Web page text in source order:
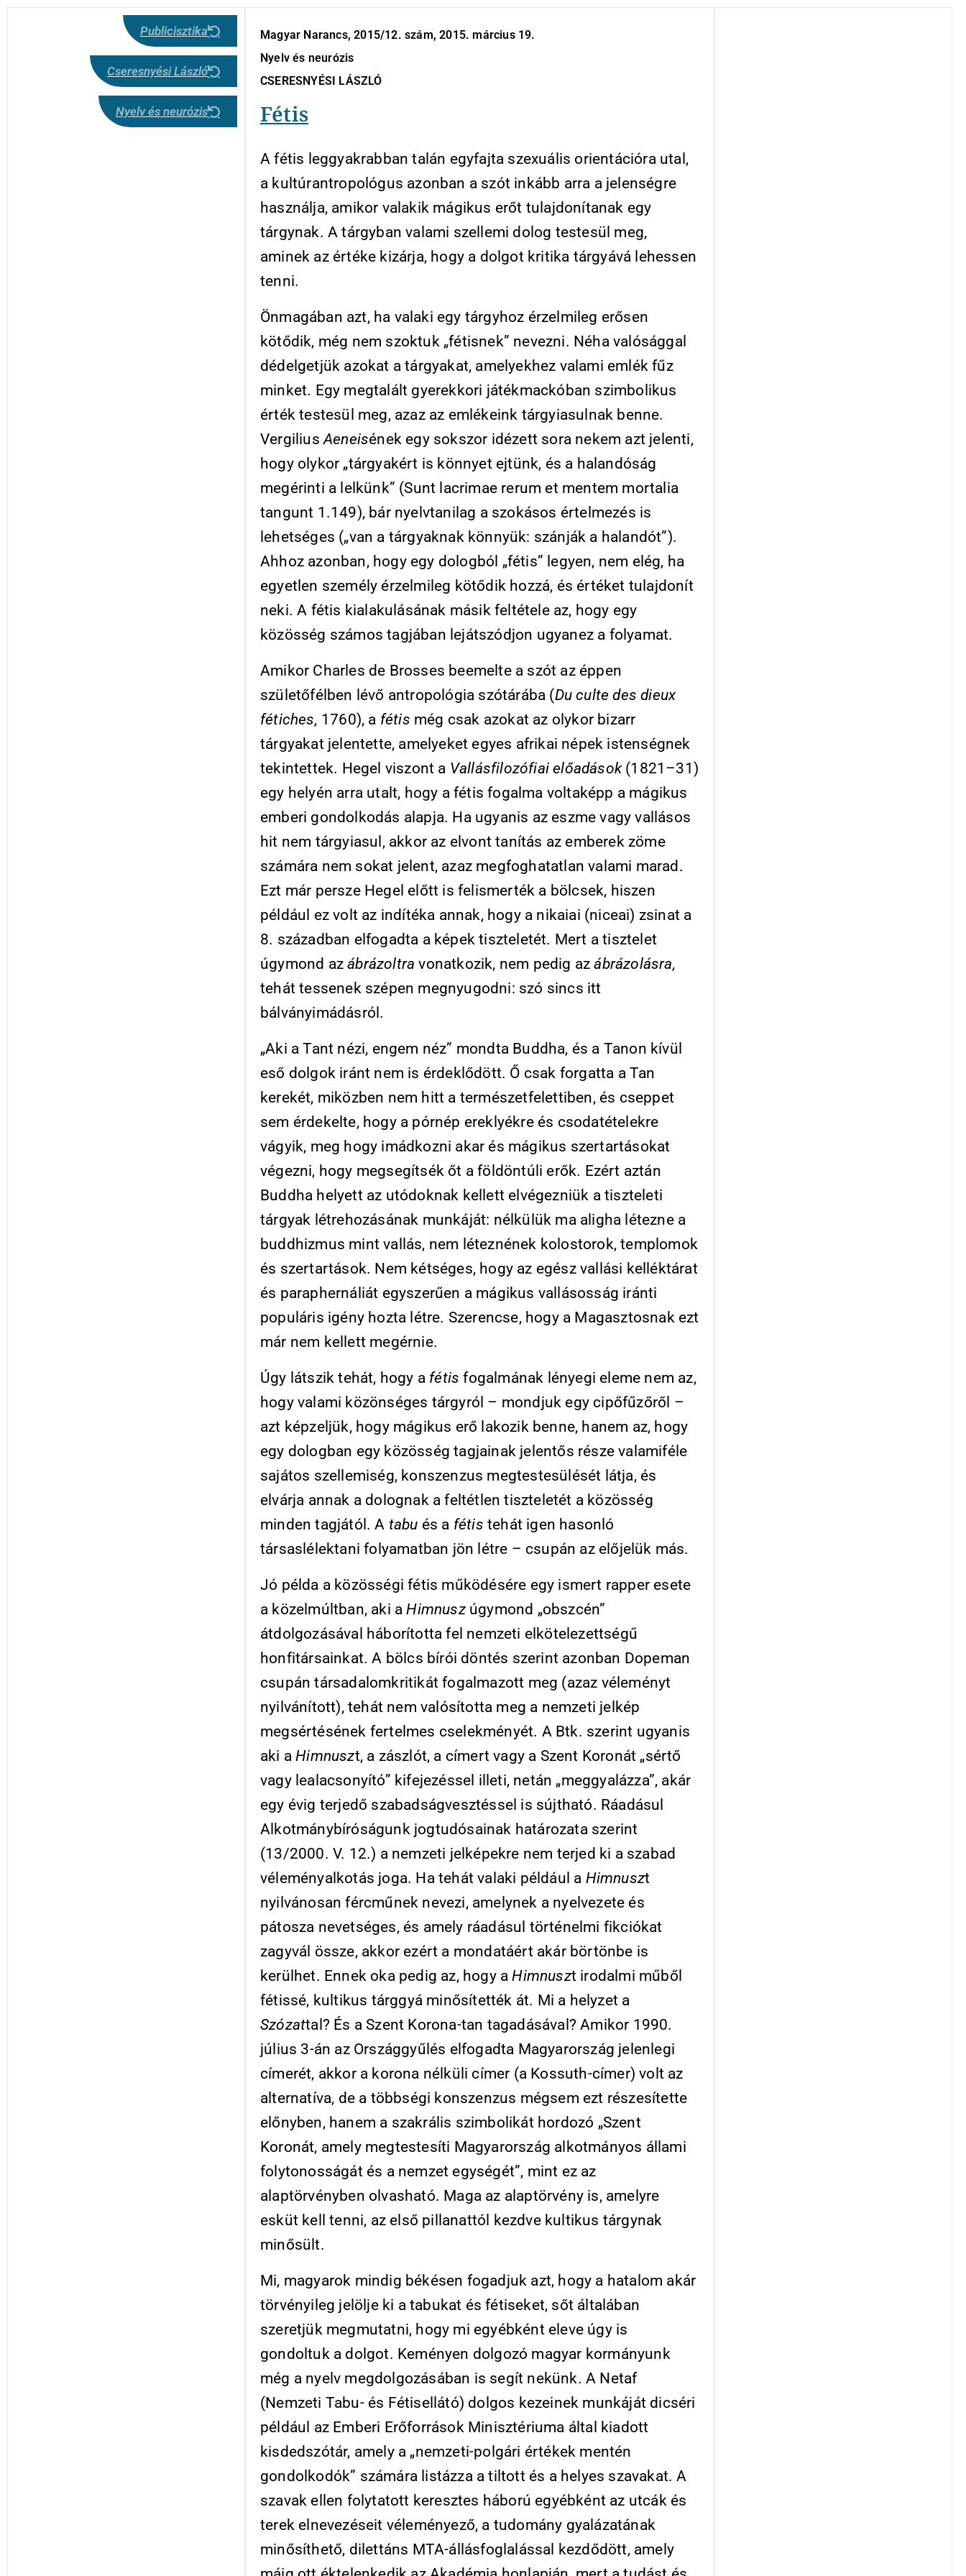
Publicisztika
Cseresnyési László
Nyelv és neurózis
Magyar Narancs, 2015/12. szám, 2015. március 19.
Nyelv és neurózis
CSERESNYÉSI LÁSZLÓ
Fétis
A fétis leggyakrabban talán egyfajta szexuális orientációra utal,
a kultúrantropológus azonban a szót inkább arra a jelenségre
használja, amikor valakik mágikus erőt tulajdonítanak egy
tárgynak. A tárgyban valami szellemi dolog testesül meg,
aminek az értéke kizárja, hogy a dolgot kritika tárgyává lehessen
tenni.
Önmagában azt, ha valaki egy tárgyhoz érzelmileg erősen
kötődik, még nem szoktuk „fétisnek” nevezni. Néha valósággal
dédelgetjük azokat a tárgyakat, amelyekhez valami emlék fűz
minket. Egy megtalált gyerekkori játékmackóban szimbolikus
érték testesül meg, azaz az emlékeink tárgyiasulnak benne.
VergiliusAeneisének egy sokszor idézett sora nekem azt jelenti,
hogy olykor „tárgyakért is könnyet ejtünk, és a halandóság
megérinti a lelkünk” (Sunt lacrimae rerum et mentem mortalia
tangunt 1.149), bár nyelvtanilag a szokásos értelmezés is
lehetséges („van a tárgyaknak könnyük: szánják a halandót”).
Ahhoz azonban, hogy egy dologból „fétis” legyen, nem elég, ha
egyetlen személy érzelmileg kötődik hozzá, és értéket tulajdonít
neki. A fétis kialakulásának másik feltétele az, hogy egy
közösség számos tagjában lejátszódjon ugyanez a folyamat.
Amikor Charles de Brosses beemelte a szót az éppen
születőfélben lévő antropológia szótárába (Du culte des dieux
fétiches, 1760), a fétis még csak azokat az olykor bizarr
tárgyakat jelentette, amelyeket egyes afrikai népek istenségnek
tekintettek. Hegel viszont a Vallásfilo­zó­fiai előadások(1821–31)
egy helyén arra utalt, hogy a fétis fogalma voltaképp a mágikus
emberi gondolkodás alapja. Ha ugyanis az eszme vagy vallásos
hit nem tárgyiasul, akkor az elvont tanítás az emberek zöme
számára nem sokat jelent, azaz megfoghatatlan valami marad.
Ezt már persze Hegel előtt is felismerték a bölcsek, hiszen
például ez volt az indítéka annak, hogy a nikaiai (niceai) zsinat a
8. században elfogadta a képek tiszteletét. Mert a tisztelet
úgymond az ábrázoltra vonatkozik, nem pedig azábrázolásra,
tehát tessenek szépen megnyugodni: szó sincs itt
bálványimádásról.
„Aki a Tant nézi, engem néz” mondta Buddha, és a Tanon kívül
eső dolgok iránt nem is érdeklődött. Ő csak forgatta a Tan
kerekét, miközben nem hitt a természetfelettiben, és cseppet
sem érdekelte, hogy a pórnép ereklyékre és csodatételekre
vágyik, meg hogy imádkozni akar és mágikus szertartásokat
végezni, hogy megsegítsék őt a földöntúli erők. Ezért aztán
Buddha helyett az utódoknak kellett elvégezniük a tiszteleti
tárgyak létrehozásának munkáját: nélkülük ma aligha létezne a
buddhizmus mint vallás, nem léteznének kolostorok, templomok
és szertartások. Nem kétséges, hogy az egész vallási kelléktárat
és paraphernáliát egyszerűen a mágikus vallásosság iránti
populáris igény hozta létre. Szerencse, hogy a Magasztosnak ezt
már nem kellett megérnie.
Úgy látszik tehát, hogy a fétis fogalmának lényegi eleme nem az,
hogy valami közönséges tárgyról – mondjuk egy cipőfűzőről –
azt képzeljük, hogy mágikus erő lakozik benne, hanem az, hogy
egy dologban egy közösség tagjainak jelentős része valamiféle
sajátos szellemiség, konszenzus megtestesülését látja, és
elvárja annak a dolognak a feltétlen tiszteletét a közösség
minden tagjától. A tabu és a fétis tehát igen hasonló
társaslélektani folyamatban jön létre – csupán az előjelük más.
Jó példa a közösségi fétis működésére egy ismert rapper esete
a közelmúltban, aki aHimnuszúgymond „obszcén”
átdolgozásával háborította fel nemzeti elkötelezettségű
honfitársainkat. A bölcs bírói döntés szerint azonban Dopeman
csupán társadalomkritikát fogalmazott meg (az­az véleményt
nyilvánított), tehát nem valósította meg a nemzeti jelkép
megsértésének fertelmes cselekményét. A Btk. szerint ugyanis
aki aHimnuszt, a zászlót, a címert vagy a Szent Koronát „sértő
vagy lealacsonyító” kifejezéssel illeti, netán „meggyalázza”, akár
egy évig terjedő szabadságvesztéssel is sújtható. Ráadásul
Alkotmány­bíróságunk jogtudósainak határozata szerint
(13/2000. V. 12.) a nemzeti jelképekre nem terjed ki a szabad
véleményalkotás joga. Ha tehát valaki például a Himnuszt
nyilvánosan fércműnek nevezi, amelynek a nyelvezete és
pátosza nevetséges, és amely ráadásul történelmi fikciókat
zagyvál össze, akkor ezért a monda­táért akár börtönbe is
kerülhet. Ennek oka pedig az, hogy aHimnuszt irodalmi műből
fétissé, kultikus tárggyá minősítették át. Mi a helyzet a
Szózattal? És a Szent Korona-tan tagadásával? Amikor 1990.
július 3-án az Országgyűlés elfogadta Magyarország jelenlegi
címerét, akkor a korona nélküli címer (a Kossuth-címer) volt az
alternatíva, de a többségi konszenzus mégsem ezt részesítette
előnyben, hanem a szakrális szimbolikát hordozó „Szent
Koronát, amely megtestesíti Magyarország alkotmányos állami
folytonosságát és a nemzet egységét”, mint ez az
alaptörvényben olvasható. Maga az alaptörvény is, amelyre
esküt kell tenni, az első pillanattól kezdve kultikus tárgynak
minősült.
Mi, magyarok mindig békésen fogadjuk azt, hogy a hatalom akár
törvényileg jelölje ki a tabukat és fétiseket, sőt általában
szeretjük megmutatni, hogy mi egyébként eleve úgy is
gondoltuk a dolgot. Keményen dolgozó magyar kormányunk
még a nyelv megdolgozásában is segít nekünk. A Netaf
(Nemzeti Tabu- és Fétisellátó) dolgos kezeinek munkáját dicséri
például az Emberi Erőforrások Minisztériuma által kiadott
kisdedszótár, amely a „nemzeti-polgári értékek mentén
gondolkodók” számára listázza a tiltott és a helyes szavakat. A
szavak ellen folytatott keresztes háború egyébként az utcák és
terek elnevezéseit véleményező, a tudomány gyalázatának
minősíthető, dilettáns MTA-állásfoglalással kezdődött, amely